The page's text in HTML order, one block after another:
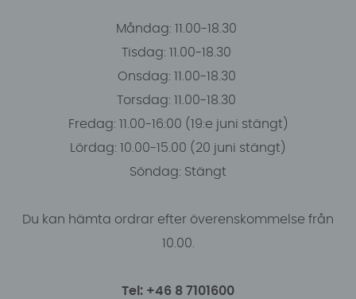
Måndag: 11.00-18.30
Tisdag: 11.00-18.30
Onsdag: 11.00-18.30
Torsdag: 11.00-18.30
Fredag: 11.00-16:00 (19:e juni stängt)
Lördag: 10.00-15.00 (20 juni stängt)
Söndag: Stängt
Du kan hämta ordrar efter överenskommelse från
10.00.
Tel: +46 8 7101600